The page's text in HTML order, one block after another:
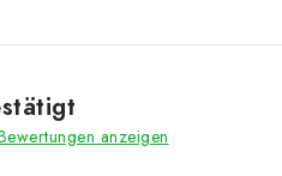
anzeigen